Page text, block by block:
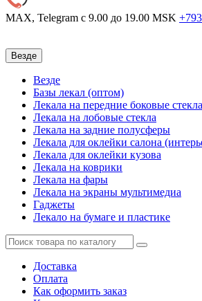
MAX, Telegram с 9.00 до 19.00 MSK
Везде
Везде
Базы лекал (оптом)
Лекала на передние боковые стекла
Лекала на лобовые стекла
Лекала на задние полусферы
Лекала для оклейки салона
Лекала для оклейки кузова
Лекала на коврики
Лекала на фары
Лекала на экраны мультимедиа
Гаджеты
Лекало на бумаге и пластике
Доставка
Оплата
Как оформить заказ